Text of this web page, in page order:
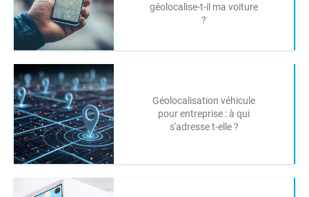
géolocalise-t-il ma voiture
?
Géolocalisation véhicule
pour entreprise : à qui
s'adresse t-elle ?